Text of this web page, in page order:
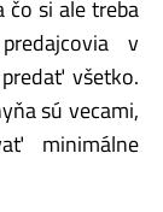
čo si ale treba
v
všetko.
sú vecami,
minimálne